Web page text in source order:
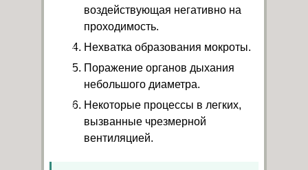
воздействующая негативно на
проходимость.
Нехватка образования мокроты.
Поражение органов дыхания
небольшого диаметра.
Некоторые процессы в легких,
вызванные чрезмерной
вентиляцией.